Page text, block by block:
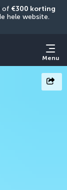
of €300 korting
Menu